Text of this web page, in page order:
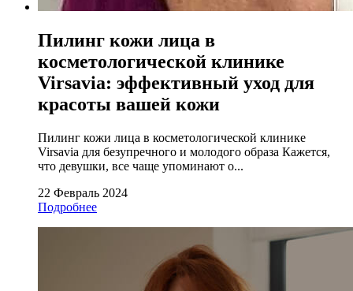
Пилинг кожи лица в
косметологической клинике
Virsavia: эффективный уход для
красоты вашей кожи
Пилинг кожи лица в косметологической клинике
Virsavia для безупречного и молодого образа Кажется,
что девушки, все чаще упоминают о...
22 Февраль 2024
Подробнее